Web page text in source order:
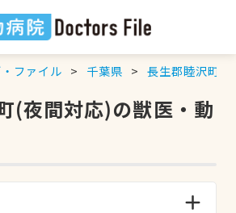
ファイル 千葉県 長生郡睦沢町
(夜間対応)の獣医・動